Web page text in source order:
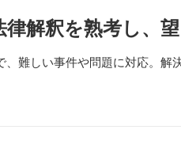
解釈を熟考し、
、難しい事件や問題に対応。解